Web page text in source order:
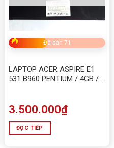
Đã bán 71
LAPTOP ACER ASPIRE E1
531 B960 PENTIUM / 4GB /
3.500.000₫
ĐỌC TIẾP